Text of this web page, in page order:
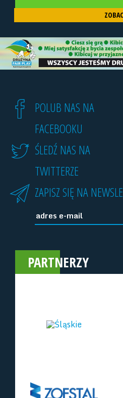
POLUB NAS NA
FACEBOOKU
ŚLEDŹ NAS NA
TWITTERZE
ZAPISZ SIĘ NA
PARTNERZY